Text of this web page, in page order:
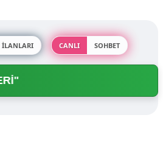
İLANLARI CANLI SOHBET